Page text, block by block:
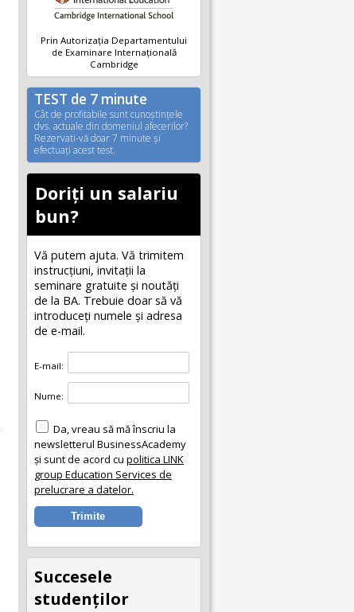
Prin Autorizația Departamentului
de Examinare Internațională
Cambridge
TEST de 7 minute
Cât de profitabile sunt cunoştinţele
dvs. actuale din domeniul afecerilor?
Rezervati-vă doar 7 minute şi
efectuaţi acest test.
Doriți un salariu
bun?
Vă putem ajuta. Vă trimitem
instrucțiuni, invitaţii la
seminare gratuite şi noutăţi
de la BA. Trebuie doar să vă
introduceţi numele și adresa
de e-mail.
E-mail:
Nume:
Da, vreau să mă înscriu la
newsletterul BusinessAcademy
și sunt de acord cu politica LINK
group Education Services de
prelucrare a datelor.
Succesele
studenţilor